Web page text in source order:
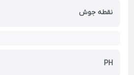
نقطه جوش
PH